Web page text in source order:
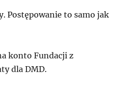
Postępowanie to samo jak
konto Fundacji z
dla DMD.